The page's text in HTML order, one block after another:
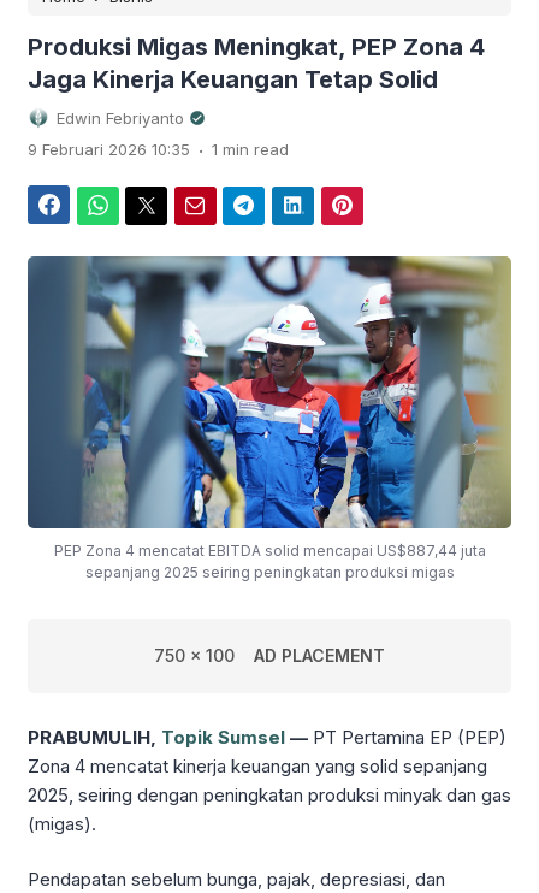
Produksi Migas Meningkat, PEP Zona 4
Jaga Kinerja Keuangan Tetap Solid
Edwin Febriyanto
9 Februari 2026 10:35 . 1 min read
PEP Zona 4 mencatat EBITDA solid mencapai US$887,44 juta
sepanjang 2025 seiring peningkatan produksi migas
750 x 100 AD PLACEMENT
PRABUMULIH, Topik Sumsel — PT Pertamina EP (PEP)
Zona 4 mencatat kinerja keuangan yang solid sepanjang
2025, seiring dengan peningkatan produksi minyak dan gas
(migas).
Pendapatan sebelum bunga, pajak, depresiasi, dan